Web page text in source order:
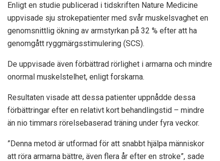
Enligt en studie publicerad i tidskriften Nature Medicine
uppvisade sju strokepatienter med svår muskelsvaghet en
genomsnittlig ökning av armstyrkan på 32 % efter att ha
genomgått ryggmärgsstimulering (SCS).
De uppvisade även förbättrad rörlighet i armarna och mindre
onormal muskelstelhet, enligt forskarna.
Resultaten visade att dessa patienter uppnådde dessa
förbättringar efter en relativt kort behandlingstid – mindre
än nio timmars rörelsebaserad träning under fyra veckor.
”Denna metod är utformad för att snabbt hjälpa människor
att röra armarna bättre, även flera år efter en stroke”, sade